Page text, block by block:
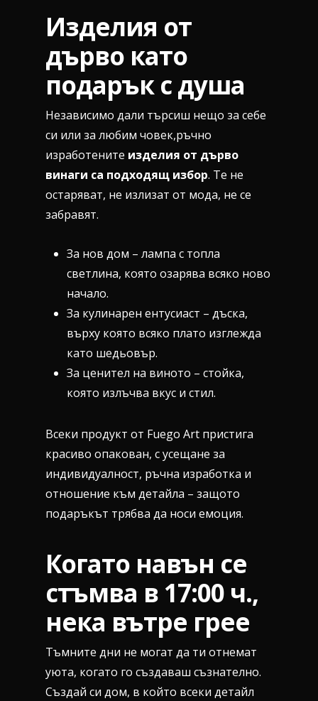
Изделия от
дърво като
подарък с душа
Независимо дали търсиш нещо за себе
си или за любим човек,ръчно
изработените изделия от дърво
винаги са подходящ избор. Те не
остаряват, не излизат от мода, не се
забравят.
За нов дом – лампа с топла
светлина, която озарява всяко ново
начало.
За кулинарен ентусиаст – дъска,
върху която всяко плато изглежда
като шедьовър.
За ценител на виното – стойка,
която излъчва вкус и стил.
Всеки продукт от Fuego Art пристига
красиво опакован, с усещане за
индивидуалност, ръчна изработка и
отношение към детайла – защото
подаръкът трябва да носи емоция.
Когато навън се
стъмва в 17:00 ч.,
нека вътре грее
Тъмните дни не могат да ти отнемат
уюта, когато го създаваш съзнателно.
Създай си дом, в който всеки детайл